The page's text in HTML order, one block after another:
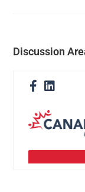
Discussion